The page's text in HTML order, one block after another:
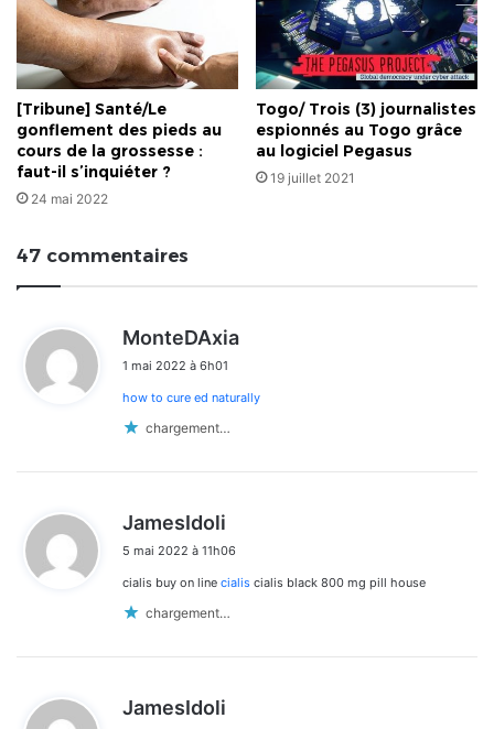
[Tribune] Santé/Le
gonflement des pieds au
cours de la grossesse :
faut-il s’inquiéter ?
24 mai 2022
Togo/ Trois (3) journalistes
espionnés au Togo grâce
au logiciel Pegasus
19 juillet 2021
47 commentaires
MonteDAxia
1 mai 2022 à 6h01
how to cure ed naturally
chargement…
JamesIdoli
t
5 mai 2022 à 11h06
cialis buy on line cialis cialis black 800 mg pill house
chargement…
JamesIdoli